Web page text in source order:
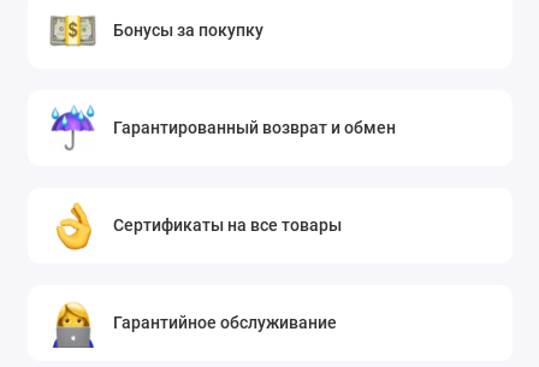
Бонусы за покупку
Гарантированный возврат и обмен
Сертификаты на все товары
Гарантийное обслуживание